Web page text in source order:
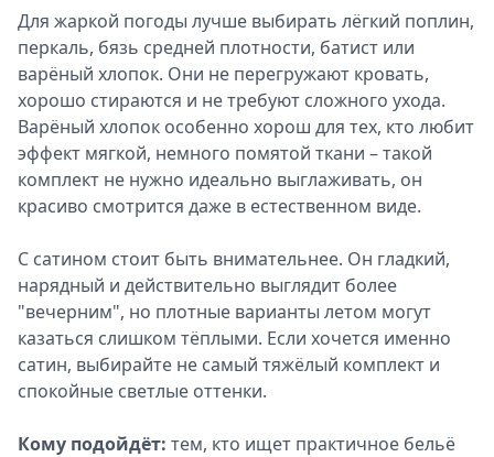
Для жаркой погоды лучше выбирать лёгкий поплин,
перкаль, бязь средней плотности, батист или
варёный хлопок. Они не перегружают кровать,
хорошо стираются и не требуют сложного ухода.
Варёный хлопок особенно хорош для тех, кто любит
эффект мягкой, немного помятой ткани – такой
комплект не нужно идеально выглаживать, он
красиво смотрится даже в естественном виде.
С сатином стоит быть внимательнее. Он гладкий,
нарядный и действительно выглядит более
"вечерним", но плотные варианты летом могут
казаться слишком тёплыми. Если хочется именно
сатин, выбирайте не самый тяжёлый комплект и
спокойные светлые оттенки.
Кому подойдёт: тем, кто ищет практичное бельё